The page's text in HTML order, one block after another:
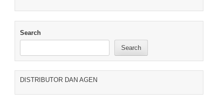
Search
Search
DISTRIBUTOR DAN AGEN